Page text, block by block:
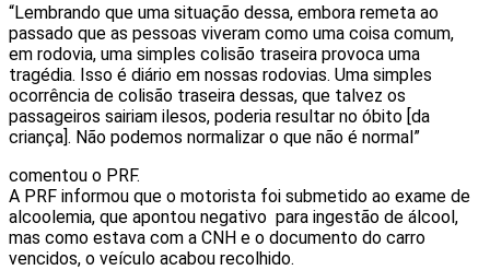
“Lembrando que uma situação dessa, embora remeta ao
passado que as pessoas viveram como uma coisa comum,
em rodovia, uma simples colisão traseira provoca uma
tragédia. Isso é diário em nossas rodovias. Uma simples
ocorrência de colisão traseira dessas, que talvez os
passageiros sairiam ilesos, poderia resultar no óbito [da
criança]. Não podemos normalizar o que não é normal”
comentou o PRF.
A PRF informou que o motorista foi submetido ao exame de
alcoolemia, que apontou negativo para ingestão de álcool,
mas como estava com a CNH e o documento do carro
vencidos, o veículo acabou recolhido.